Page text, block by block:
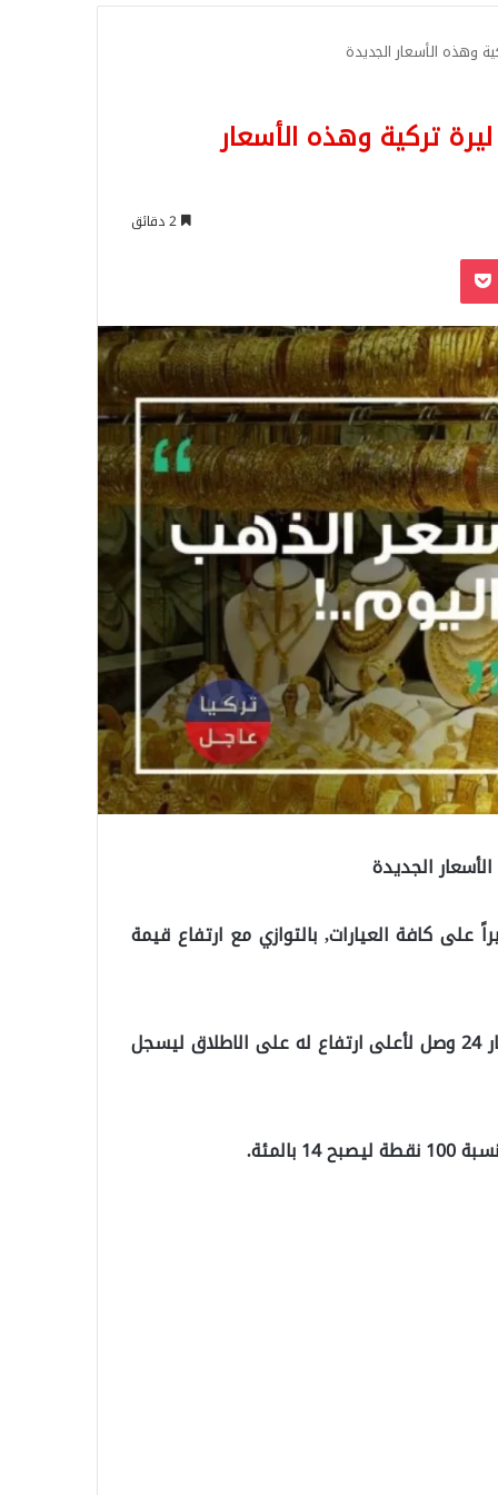
وهذه الأسعار الجديدة
تركية وهذه الأسعار
‫Pocket
الجديدة
على كافة العيارات, بالتوازي مع ارتفاع قيمة
وبحسب وسائل الاعلام التركية, فإن سعر غرام الذهب لعيار 24 وصل لأعلى ارتفاع له على الاطلاق ليسجل